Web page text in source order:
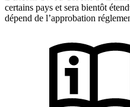
certains pays et sera bientôt
dépend de l’approbation